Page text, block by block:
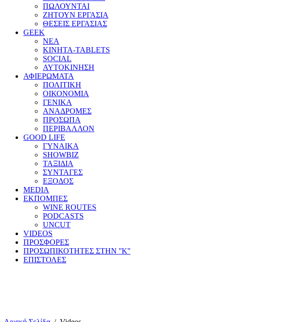
ΠΩΛΟΥΝΤΑΙ
ΖΗΤΟΥΝ ΕΡΓΑΣΙΑ
ΘΕΣΕΙΣ ΕΡΓΑΣΙΑΣ
GEEK
ΝΕΑ
ΚΙΝΗΤΑ-TABLETS
SOCIAL
ΑΥΤΟΚΙΝΗΣΗ
ΑΦΙΕΡΩΜΑΤΑ
ΠΟΛΙΤΙΚΗ
ΟΙΚΟΝΟΜΙΑ
ΓΕΝΙΚΑ
ΑΝΑΔΡΟΜΕΣ
ΠΡΟΣΩΠΑ
ΠΕΡΙΒΑΛΛΟΝ
GOOD LIFE
ΓΥΝΑΙΚΑ
SHOWBIZ
ΤΑΞΙΔΙΑ
ΣΥΝΤΑΓΕΣ
ΕΞΟΔΟΣ
MEDIA
ΕΚΠΟΜΠΕΣ
WINE ROUTES
PODCASTS
UNCUT
VIDEOS
ΠΡΟΣΦΟΡΕΣ
ΠΡΟΣΩΠΙΚΟΤΗΤΕΣ ΣΤΗΝ ''Κ''
ΕΠΙΣΤΟΛΕΣ